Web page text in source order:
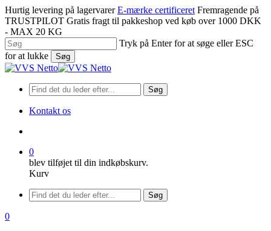
Spring
til
hovedindhold
Hurtig levering på lagervarer E-mærke certificeret Fremragende på
TRUSTPILOT Gratis fragt til pakkeshop ved køb over 1000 DKK
- MAX 20 KG
Tryk på Enter for at søge eller ESC
for at lukke
Søg
Luk
Søg
Kontakt os
0
blev tilføjet til din indkøbskurv.
Kurv
Menu
Søg
søge
0